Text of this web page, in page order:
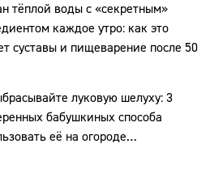
тёплой воды с «секретным»
каждое утро: как это
суставы и пищеварение после 50
луковую шелуху: 3
бабушкиных способа
её на огороде
этой зимой